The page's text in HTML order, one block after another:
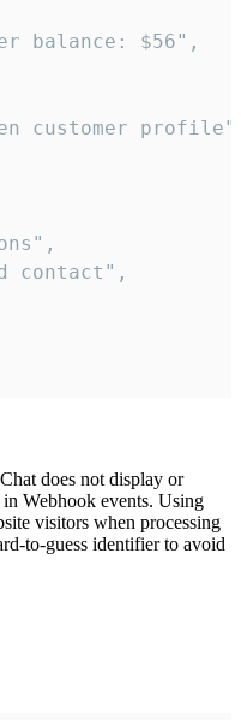
balance: $56",
customer
contact",
does not display or
Webhook events. Using
visitors when processing
to-guess identifier to avoid